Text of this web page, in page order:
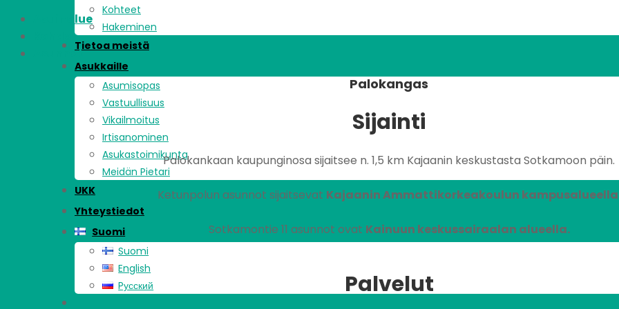
Kohteet
Hakeminen
Tietoa meistä
Asukkaille
Asumisopas
Vastuullisuus
Vikailmoitus
Irtisanominen
Asukastoimikunta
Meidän Pietari
UKK
Yhteystiedot
Suomi
Suomi
English
Pусский
Asuinalue
Asunnot
Palokangas
Sijainti
Palokankaan kaupunginosa sijaitsee n. 1,5 km Kajaanin keskustasta Sotkamoon päin.
Ketunpolun asunnot sijaitsevat Kajaanin Ammattikorkeakoulun
Sotkamontie 11 asunnot ovat Kainuun keskussairaalan alueella.
Palvelut